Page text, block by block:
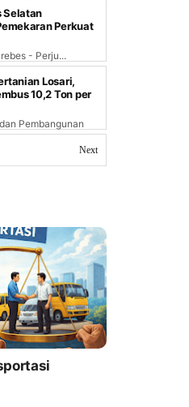
Selatan
Perkuat
- Perju...
Losari,
10,2 Ton per
Pembangunan
Next